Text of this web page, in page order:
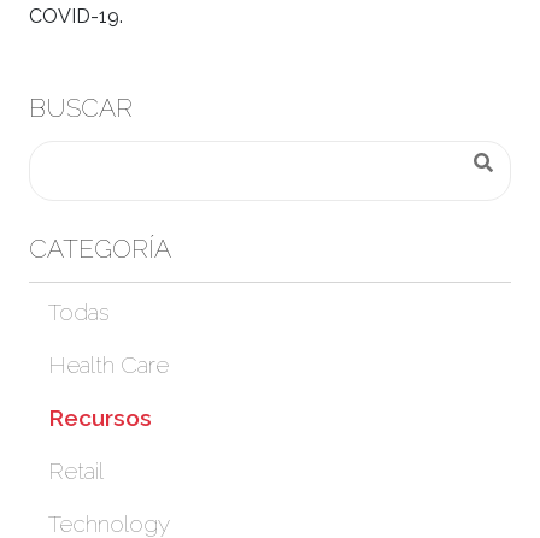
COVID-19.
BUSCAR
CATEGORÍA
Todas
Health Care
Recursos
Retail
Technology